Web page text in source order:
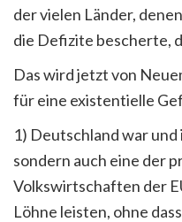
der vielen Länder,
die Defizite bescherte,
Das wird jetzt von
für eine existentielle
1) Deutschland war
sondern auch eine der
Volkswirtschaften der
Löhne leisten, ohne